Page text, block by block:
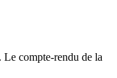
compte-rendu de la